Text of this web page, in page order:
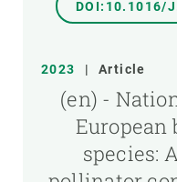
DOI:10.1016/
2023 | Article
(en) -
European
species: